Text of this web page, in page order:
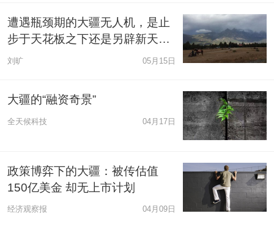
遭遇瓶颈期的大疆无人机，是止
步于天花板之下还是另辟新天
地？
刘旷 05月15日
大疆的“融资奇景”
全天候科技 04月17日
政策博弈下的大疆：被传估值
150亿美金 却无上市计划
经济观察报 04月09日